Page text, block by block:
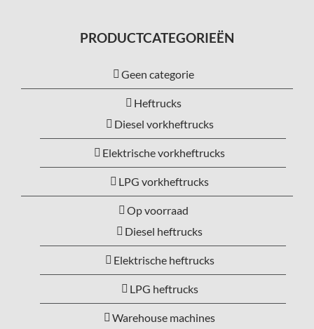
PRODUCTCATEGORIEËN
Geen categorie
Heftrucks
Diesel vorkheftrucks
Elektrische vorkheftrucks
LPG vorkheftrucks
Op voorraad
Diesel heftrucks
Elektrische heftrucks
LPG heftrucks
Warehouse machines